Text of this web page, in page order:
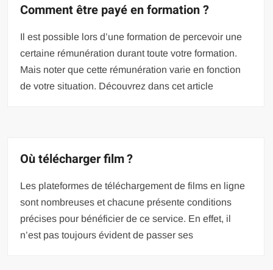
Comment être payé en formation ?
Il est possible lors d’une formation de percevoir une
certaine rémunération durant toute votre formation.
Mais noter que cette rémunération varie en fonction
de votre situation. Découvrez dans cet article
Où télécharger film ?
Les plateformes de téléchargement de films en ligne
sont nombreuses et chacune présente conditions
précises pour bénéficier de ce service. En effet, il
n’est pas toujours évident de passer ses